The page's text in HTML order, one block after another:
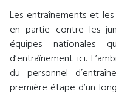
Les entraînements et
en partie contre les
équipes nationales
d’entraînement ici.
du personnel
première étape d’un